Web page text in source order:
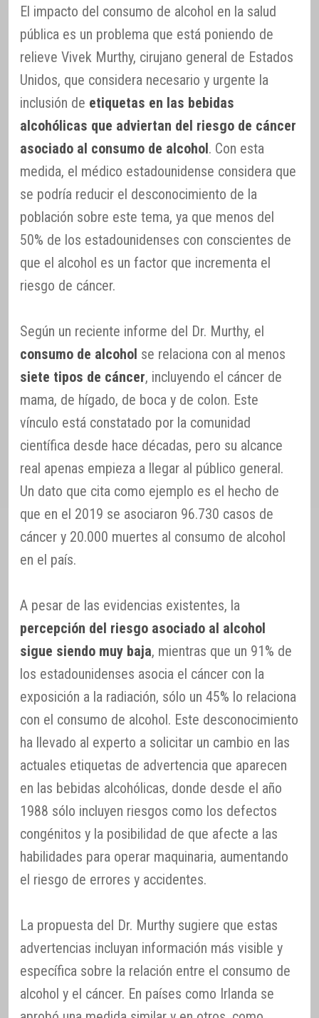
El impacto del consumo de alcohol en la salud
pública es un problema que está poniendo de
relieve Vivek Murthy, cirujano general de Estados
Unidos, que considera necesario y urgente la
inclusión de etiquetas en las bebidas
alcohólicas que adviertan del riesgo de cáncer
asociado al consumo de alcohol. Con esta
medida, el médico estadounidense considera que
se podría reducir el desconocimiento de la
población sobre este tema, ya que menos del
50% de los estadounidenses con conscientes de
que el alcohol es un factor que incrementa el
riesgo de cáncer.
Según un reciente informe del Dr. Murthy, el
consumo de alcohol se relaciona con al menos
siete tipos de cáncer, incluyendo el cáncer de
mama, de hígado, de boca y de colon. Este
vínculo está constatado por la comunidad
científica desde hace décadas, pero su alcance
real apenas empieza a llegar al público general.
Un dato que cita como ejemplo es el hecho de
que en el 2019 se asociaron 96.730 casos de
cáncer y 20.000 muertes al consumo de alcohol
en el país.
A pesar de las evidencias existentes, la
percepción del riesgo asociado al alcohol
sigue siendo muy baja, mientras que un 91% de
los estadounidenses asocia el cáncer con la
exposición a la radiación, sólo un 45% lo relaciona
con el consumo de alcohol. Este desconocimiento
ha llevado al experto a solicitar un cambio en las
actuales etiquetas de advertencia que aparecen
en las bebidas alcohólicas, donde desde el año
1988 sólo incluyen riesgos como los defectos
congénitos y la posibilidad de que afecte a las
habilidades para operar maquinaria, aumentando
el riesgo de errores y accidentes.
La propuesta del Dr. Murthy sugiere que estas
advertencias incluyan información más visible y
específica sobre la relación entre el consumo de
alcohol y el cáncer. En países como Irlanda se